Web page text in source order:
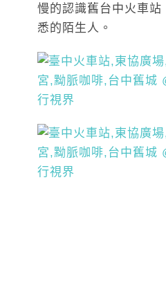
慢的認識舊台中火車站
悉的陌生人。